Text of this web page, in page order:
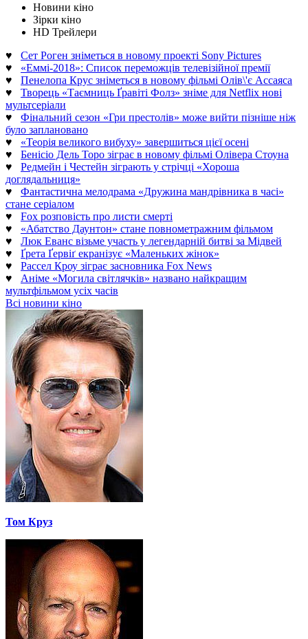
Новини кіно
Зірки кіно
HD Трейлери
♥ Сет Роген зніметься в новому проекті Sony Pictures
♥ «Еммі-2018»: Список переможців телевізійної премії
♥ Пенелопа Крус зніметься в новому фільмі Олів\'є Ассаяса
♥ Творець «Таємниць Ґравіті Фолз» зніме для Netflix нові
мультсеріали
♥ Фінальний сезон «Гри престолів» може вийти пізніше ніж
було заплановано
♥ «Теорія великого вибуху» завершиться цієї осені
♥ Бенісіо Дель Торо зіграє в новому фільмі Олівера Стоуна
♥ Редмейн і Честейн зіграють у стрічці «Хороша
доглядальниця»
♥ Фантастична мелодрама «Дружина мандрівника в часі»
стане серіалом
♥ Fox розповість про листи смерті
♥ «Абатство Даунтон» стане повнометражним фільмом
♥ Люк Еванс візьме участь у легендарній битві за Мідвей
♥ Ґрета Ґервіґ екранізує «Маленьких жінок»
♥ Рассел Кроу зіграє засновника Fox News
♥ Аніме «Могила світлячків» названо найкращим
мультфільмом усіх часів
Всі новини кіно
Том Круз